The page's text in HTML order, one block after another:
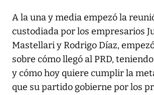
A la una y media empezó la
custodiada por los empresarios
Mastellari y Rodrigo Díaz,
sobre cómo llegó al PRD,
y cómo hoy quiere cumplir la
que su partido gobierne por los